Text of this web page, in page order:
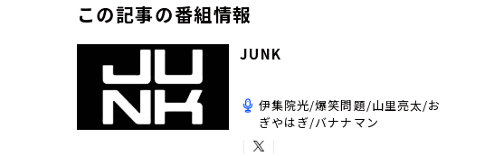
この記事の番組情報
JUNK
伊集院光/爆笑問題/山里亮太/お
ぎやはぎ/バナナマン